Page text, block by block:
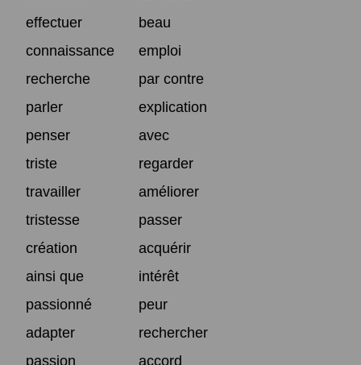
effectuer
beau
connaissance
emploi
recherche
par contre
parler
explication
penser
avec
triste
regarder
travailler
améliorer
tristesse
passer
création
acquérir
ainsi que
intérêt
passionné
peur
adapter
rechercher
passion
accord